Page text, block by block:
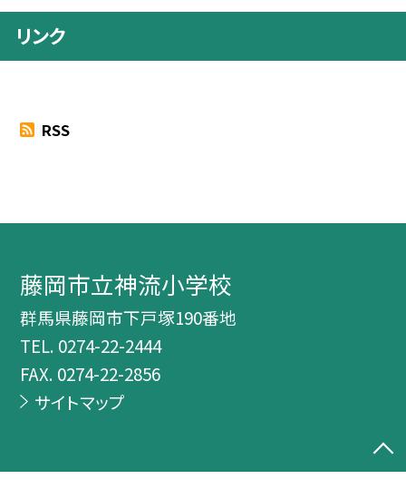
リンク
RSS
藤岡市立神流小学校
群馬県藤岡市下戸塚190番地
TEL. 0274-22-2444
FAX. 0274-22-2856
サイトマップ